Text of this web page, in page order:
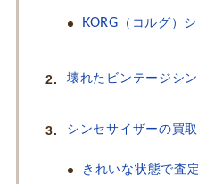
KORG（コルグ）
壊れたビンテージシ
シンセサイザーの買
きれいな状態で査